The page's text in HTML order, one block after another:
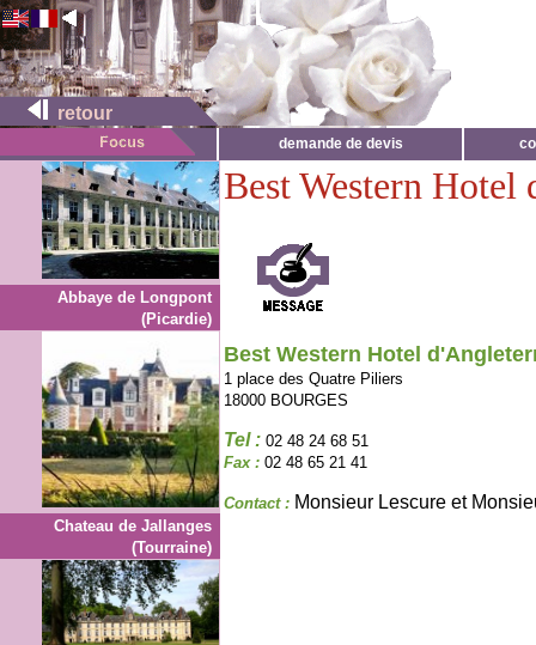
retour
demande de devis
Abbaye de Longpont
(Picardie)
Chateau de Jallanges
(Tourraine)
Best Western Hotel
Best Western Hotel
1 place des Quatre Piliers
18000 BOURGES
Tel : 02 48 24 68 51
Fax : 02 48 65 21 41
Contact : Monsieur Lescure et